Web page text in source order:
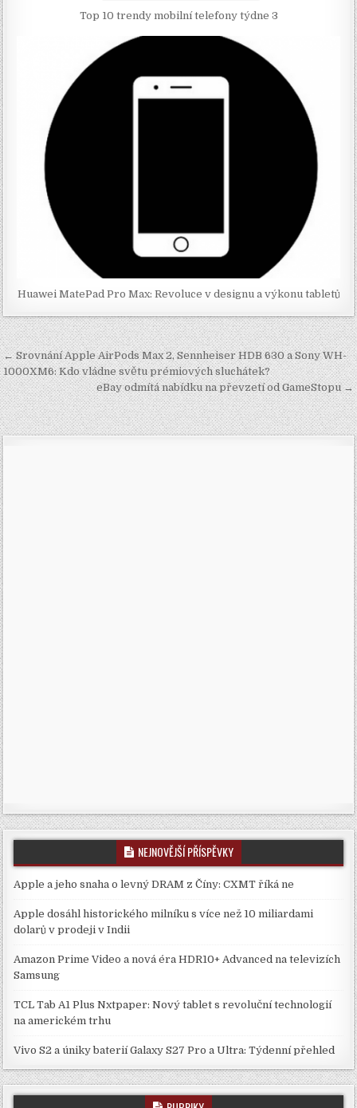
Top 10 trendy mobilní telefony týdne 3
Huawei MatePad Pro Max: Revoluce v designu a výkonu tabletů
Navigace
pro
příspěvek
← Srovnání Apple AirPods Max 2, Sennheiser HDB 630 a Sony WH-
1000XM6: Kdo vládne světu prémiových sluchátek?
eBay odmítá nabídku na převzetí od GameStopu →
NEJNOVĚJŠÍ PŘÍSPĚVKY
Apple a jeho snaha o levný DRAM z Číny: CXMT říká ne
Apple dosáhl historického milníku s více než 10 miliardami
dolarů v prodeji v Indii
Amazon Prime Video a nová éra HDR10+ Advanced na televizích
Samsung
TCL Tab A1 Plus Nxtpaper: Nový tablet s revoluční technologií
na americkém trhu
Vivo S2 a úniky baterií Galaxy S27 Pro a Ultra: Týdenní přehled